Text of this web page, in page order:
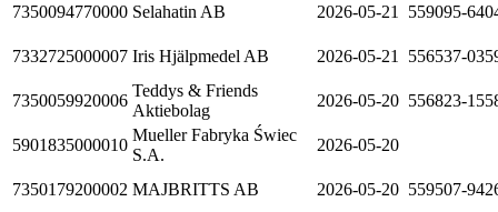
7350094770000 Selahatin AB 2026-05-21 559095-
7332725000007 Iris Hjälpmedel AB 2026-05-21 556537-
7350059920006
Teddys & Friends
Aktiebolag
2026-05-20 556823-
5901835000010
Mueller Fabryka Świec
S.A.
2026-05-20
7350179200002 MAJBRITTS AB 2026-05-20 559507-